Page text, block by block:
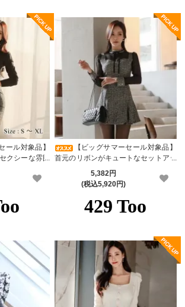
ール対象品】
クシーな雰囲
ップ(キャバ
【ビッグサマーセール対象品】
首元のリボンがキュートなセットアッ
プドレス(キャバドレス・CABARETD
5,382円
(税込5,920円)